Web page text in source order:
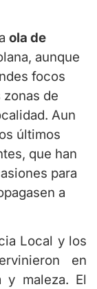
ola de
aunque
focos
de
Aun
últimos
que han
para
a
Local y los
en
y maleza. El